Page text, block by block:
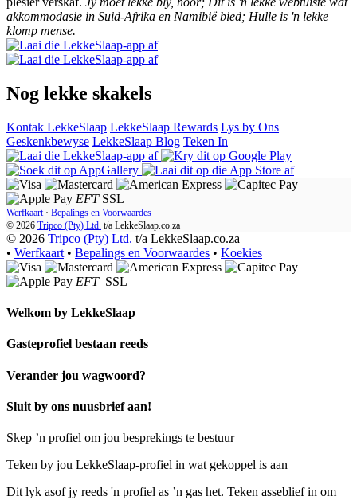
akkommodasie in Suid-Afrika en Namibië bied; Hulle is 'n lekke
klomp mense.
Nog lekke skakels
Kontak LekkeSlaap LekkeSlaap Rewards Lys by Ons
Geskenkbewyse LekkeSlaap Blog Teken In
EFT SSL
Werfkaart · Bepalings en Voorwaardes
© 2026 Tripco (Pty) Ltd. t/a LekkeSlaap.co.za
© 2026 Tripco (Pty) Ltd. t/a LekkeSlaap.co.za
• Werfkaart • Bepalings en Voorwaardes • Koekies
EFT SSL
Welkom by LekkeSlaap
Gasteprofiel bestaan ​​reeds
Verander jou wagwoord?
Sluit by ons nuusbrief aan!
Skep ’n profiel om jou besprekings te bestuur
Teken by jou LekkeSlaap-profiel in wat gekoppel is aan
Dit lyk asof jy reeds 'n profiel as ’n gas het. Teken asseblief in om